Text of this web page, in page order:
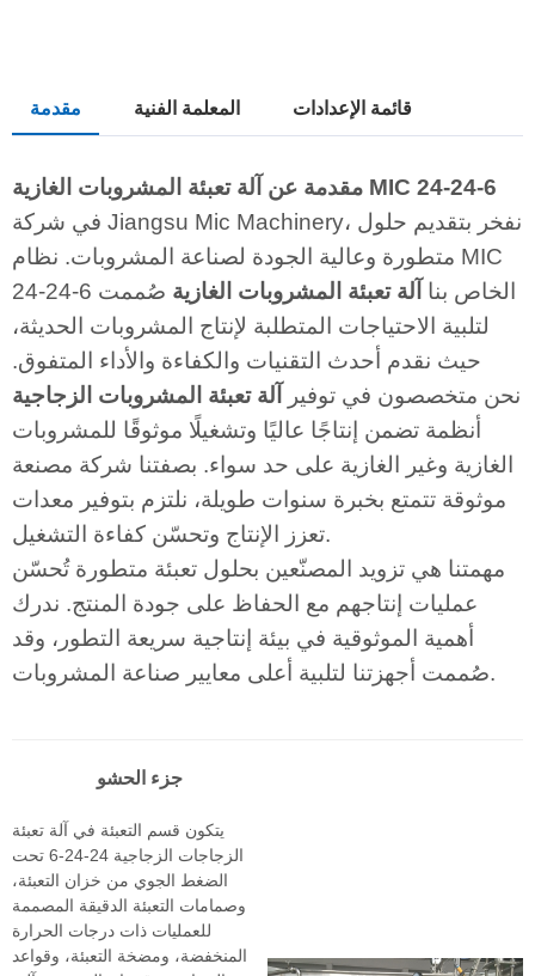
مقدمة المعلمة الفنية قائمة الإعدادات
مقدمة عن آلة تعبئة المشروبات الغازية MIC 24-24-6
في شركة Jiangsu Mic Machinery، نفخر بتقديم حلول
متطورة وعالية الجودة لصناعة المشروبات. نظام MIC
24-24-6 الخاص بنا آلة تعبئة المشروبات الغازية صُممت
لتلبية الاحتياجات المتطلبة لإنتاج المشروبات الحديثة،
حيث نقدم أحدث التقنيات والكفاءة والأداء المتفوق.
نحن متخصصون في توفير
آلة تعبئة المشروبات الزجاجية
أنظمة تضمن إنتاجًا عاليًا وتشغيلًا موثوقًا للمشروبات
الغازية وغير الغازية على حد سواء. بصفتنا شركة مصنعة
موثوقة تتمتع بخبرة سنوات طويلة، نلتزم بتوفير معدات
تعزز الإنتاج وتحسّن كفاءة التشغيل.
مهمتنا هي تزويد المصنّعين بحلول تعبئة متطورة تُحسّن
عمليات إنتاجهم مع الحفاظ على جودة المنتج. ندرك
أهمية الموثوقية في بيئة إنتاجية سريعة التطور، وقد
صُممت أجهزتنا لتلبية أعلى معايير صناعة المشروبات.
جزء الحشو
يتكون قسم التعبئة في آلة تعبئة
الزجاجات الزجاجية 24-24-6 تحت
الضغط الجوي من خزان التعبئة،
وصمامات التعبئة الدقيقة المصممة
للعمليات ذات درجات الحرارة
المنخفضة، ومضخة التعبئة، وقواعد